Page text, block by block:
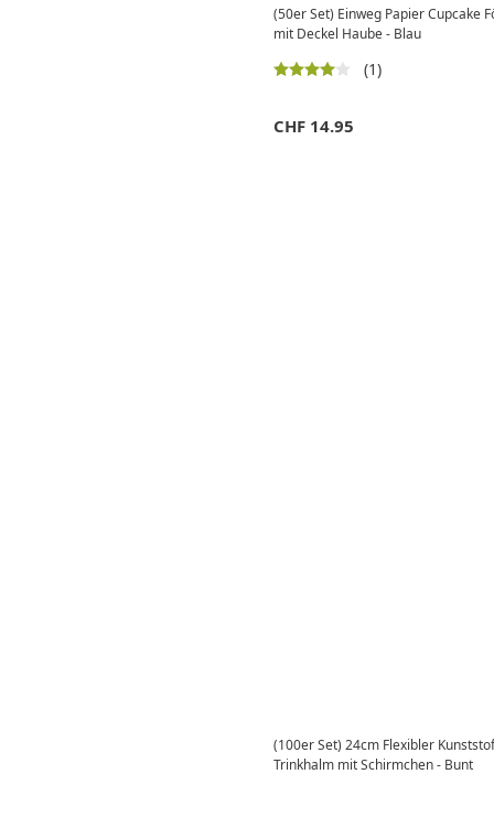
(50er Set) Einweg Papier Cupcake
mit Deckel Haube - Blau
(1)
CHF 14.95
(100er Set) 24cm Flexibler
Trinkhalm mit Schirmchen - Bunt